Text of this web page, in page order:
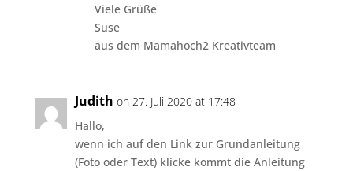
Viele Grüße
Suse
aus dem Mamahoch2 Kreativteam
Judith on 27. Juli 2020 at 17:48
Hallo,
wenn ich auf den Link zur Grundanleitung
(Foto oder Text) klicke kommt die Anleitung